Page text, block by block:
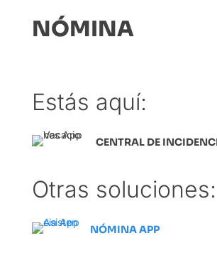
NÓMINA
Estás aquí:
CENTRAL DE
Otras soluciones:
NÓMINA APP